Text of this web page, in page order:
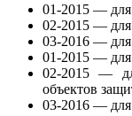
01-2015 — для
02-2015 —
03-2016 — для
01-2015 —
02-2015 —
объектов
03-2016 — для